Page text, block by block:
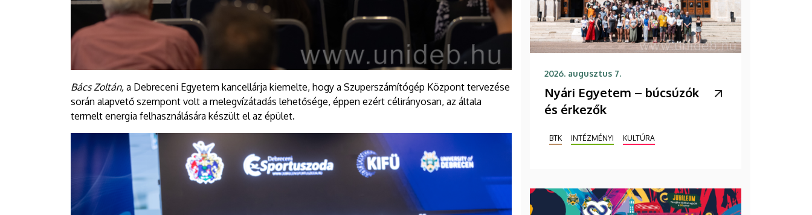
Bács Zoltán, a Debreceni Egyetem kancellárja kiemelte, hogy a Szuperszámítógép Központ tervezése
során alapvető szempont volt a melegvízátadás lehetősége, éppen ezért célirányosan, az általa
termelt energia felhasználására készült el az épület.
2026. augusztus 7.
Nyári Egyetem – búcsúzók
és érkezők
BTK INTÉZMÉNYI KULTÚRA